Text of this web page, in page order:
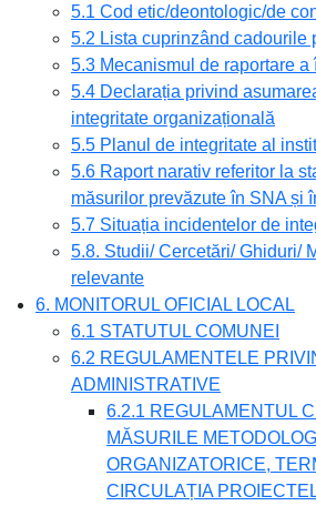
5.1 Cod etic/deontologic/de
5.2 Lista cuprinzând cadourile
5.3 Mecanismul de raportare
5.4 Declarația privind
integritate organizațională
5.5 Planul de integritate al
5.6 Raport narativ referitor la
măsurilor prevăzute în SNA și
5.7 Situația incidentelor de
5.8. Studii/ Cercetări/ Ghiduri/
relevante
6. MONITORUL OFICIAL LOCAL
6.1 STATUTUL COMUNEI
6.2 REGULAMENTELE
ADMINISTRATIVE
6.2.1 REGULAMENTUL
MĂSURILE
ORGANIZATORICE,
CIRCULAȚIA